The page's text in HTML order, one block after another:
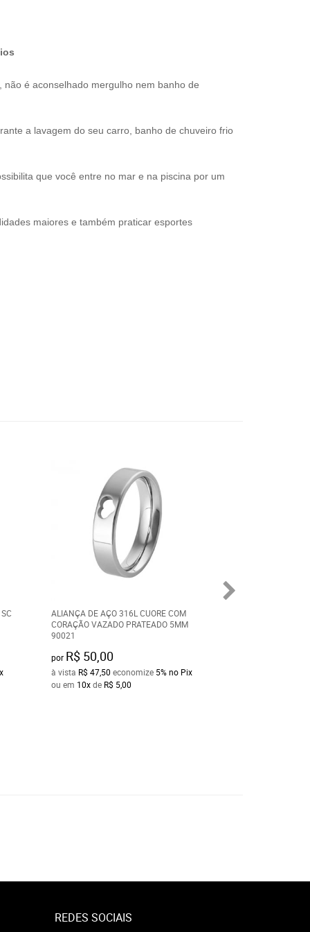
é aconselhado mergulho nem banho de
a lavagem do seu carro, banho de chuveiro frio
que você entre no mar e na piscina por um
maiores e também praticar esportes
ALIANÇA DE AÇO 316L CUORE COM
CORAÇÃO VAZADO PRATEADO 5MM
90021
por R$ 50,00
à vista R$ 47,50 economize 5% no Pix
ou em 10xde R$ 5,00
REDES SOCIAIS